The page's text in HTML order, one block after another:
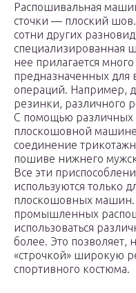
Распошивальная
сточки — плоский
сотни других
специализированная
нее прилагается
предназначенных для
операций. Например,
резинки, различного
С помощью различных
плоскошовной
соединение
пошиве нижнего
Все эти
используются только
плоскошовных
промышленных
использоваться
более. Это
«строчкой» широкую
спортивного костюма.